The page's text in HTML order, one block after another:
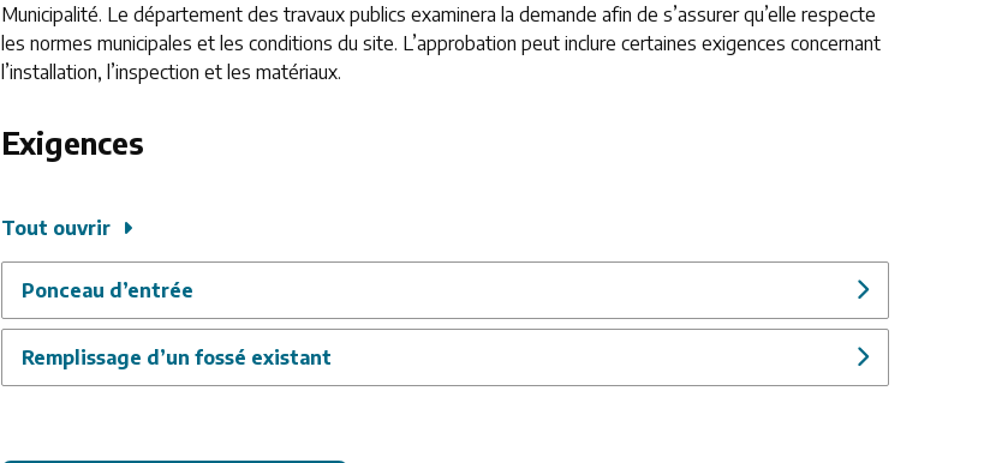
Municipalité. Le département des travaux publics examinera la demande afin de s’assurer qu’elle respecte
les normes municipales et les conditions du site. L’approbation peut inclure certaines exigences concernant
l’installation, l’inspection et les matériaux.
Exigences
Tout ouvrir
Ponceau d’entrée
Remplissage d’un fossé existant